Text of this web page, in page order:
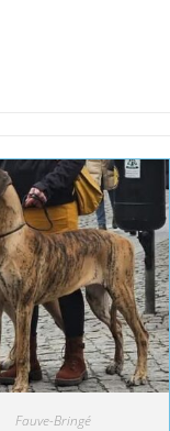
Fauve-Bringé